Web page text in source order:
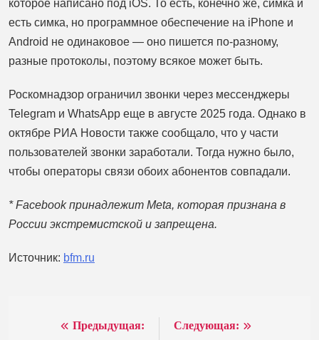
которое написано под iOS. То есть, конечно же, симка и
есть симка, но программное обеспечение на iPhone и
Android не одинаковое — оно пишется по-разному,
разные протоколы, поэтому всякое может быть.
Роскомнадзор ограничил звонки через мессенджеры
Telegram и WhatsApp еще в августе 2025 года. Однако в
октябре РИА Новости также сообщало, что у части
пользователей звонки заработали. Тогда нужно было,
чтобы операторы связи обоих абонентов совпадали.
* Facebook принадлежит Meta, которая признана в
России экстремистской и запрещена.
Источник: bfm.ru
НавигацияПредыдущая: Следующая: